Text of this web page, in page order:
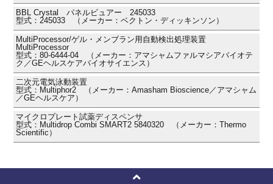
BBL Crystal パネルビュアー 245033
型式：245033 （メーカー：ベクトン・ディッキンソン）
MultiProcessor/ゲル・メンブラン用自動検出処理装置
MultiProcessor
型式：80-6444-04 （メーカー：アマシャムファルマシアバイオテ
ク／GEヘルスケアバイオサイエンス）
二次元電気泳動装置
型式：Multiphor2 （メーカー：Amasham Bioscience／アマシャム
／GEヘルスケア）
マイクロプレート試薬ディスペンサ
型式：Multidrop Combi SMART2 5840320 （メーカー：Thermo
Scientific）